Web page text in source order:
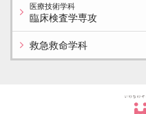
医療技術学科
臨床検査学専攻
救急救命学科